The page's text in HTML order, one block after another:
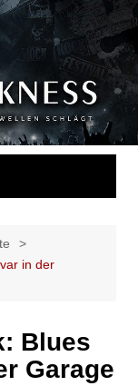
Darkness
Festivals, Events,
Musik
in der
Blues
Garage